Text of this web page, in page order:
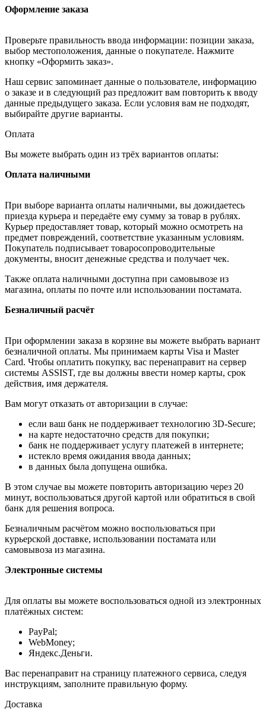
Оформление заказа
Проверьте правильность ввода информации: позиции заказа,
выбор местоположения, данные о покупателе. Нажмите
кнопку «Оформить заказ».
Наш сервис запоминает данные о пользователе, информацию
о заказе и в следующий раз предложит вам повторить к вводу
данные предыдущего заказа. Если условия вам не подходят,
выбирайте другие варианты.
Оплата
Вы можете выбрать один из трёх вариантов оплаты:
Оплата наличными
При выборе варианта оплаты наличными, вы дожидаетесь
приезда курьера и передаёте ему сумму за товар в рублях.
Курьер предоставляет товар, который можно осмотреть на
предмет повреждений, соответствие указанным условиям.
Покупатель подписывает товаросопроводительные
документы, вносит денежные средства и получает чек.
Также оплата наличными доступна при самовывозе из
магазина, оплаты по почте или использовании постамата.
Безналичный расчёт
При оформлении заказа в корзине вы можете выбрать вариант
безналичной оплаты. Мы принимаем карты Visa и Master
Card. Чтобы оплатить покупку, вас перенаправит на сервер
системы ASSIST, где вы должны ввести номер карты, срок
действия, имя держателя.
Вам могут отказать от авторизации в случае:
если ваш банк не поддерживает технологию 3D-Secure;
на карте недостаточно средств для покупки;
банк не поддерживает услугу платежей в интернете;
истекло время ожидания ввода данных;
в данных была допущена ошибка.
В этом случае вы можете повторить авторизацию через 20
минут, воспользоваться другой картой или обратиться в свой
банк для решения вопроса.
Безналичным расчётом можно воспользоваться при
курьерской доставке, использовании постамата или
самовывоза из магазина.
Электронные системы
Для оплаты вы можете воспользоваться одной из электронных
платёжных систем:
PayPal;
WebMoney;
Яндекс.Деньги.
Вас перенаправит на страницу платежного сервиса, следуя
инструкциям, заполните правильную форму.
Доставка